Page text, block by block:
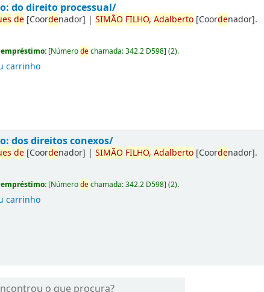
do direito processual/
de [Coordenador] |SIMÃO FILHO, Adalberto [Coordenador].
[Númerodechamada:342.2 D598](2).
carrinho
dos direitos conexos/
de [Coordenador] |SIMÃO FILHO, Adalberto [Coordenador].
[Númerodechamada:342.2 D598](2).
carrinho